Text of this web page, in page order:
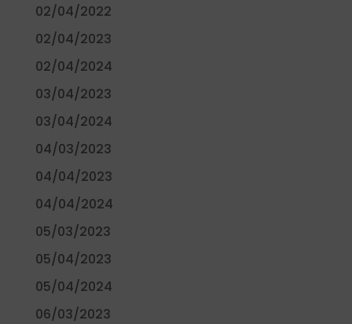
02/04/2022
02/04/2023
02/04/2024
03/04/2023
03/04/2024
04/03/2023
04/04/2023
04/04/2024
05/03/2023
05/04/2023
05/04/2024
06/03/2023